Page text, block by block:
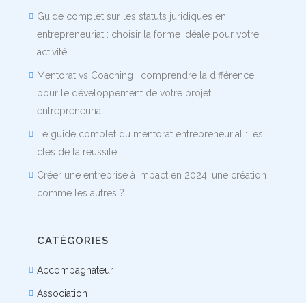
Guide complet sur les statuts juridiques en
entrepreneuriat : choisir la forme idéale pour votre
activité
Mentorat vs Coaching : comprendre la différence
pour le développement de votre projet
entrepreneurial
Le guide complet du mentorat entrepreneurial : les
clés de la réussite
Créer une entreprise à impact en 2024, une création
comme les autres ?
CATÉGORIES
Accompagnateur
Association